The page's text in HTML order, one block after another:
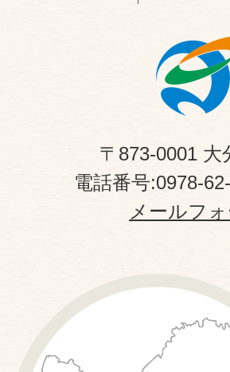
〒873-0001 大
電話番号:0978-
メールフ